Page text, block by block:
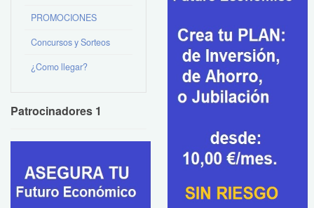
PROMOCIONES
Concursos y Sorteos
¿Como llegar?
Patrocinadores 1